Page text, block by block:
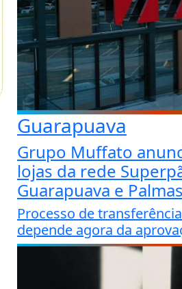
Guarapuava
Grupo Muffato
lojas da rede
Guarapuava e Palmas
Processo de
depende agora da